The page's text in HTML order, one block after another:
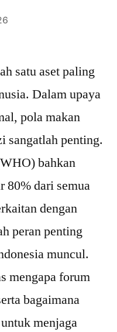
satu aset paling
Dalam upaya
pola makan
sangatlah penting.
bahkan
80% dari semua
dengan
peran penting
muncul.
mengapa forum
bagaimana
menjaga